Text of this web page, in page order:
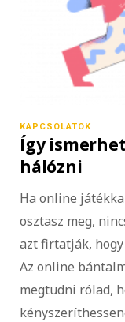
KAPCSOLATOK
Így
hálózni
Ha online
osztasz meg,
azt firtatják,
Az online
megtudni rólad,